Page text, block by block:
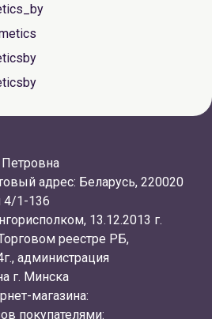
адрес: Беларусь, 220020
4/1-136
13.12.2013 г.
реестре РБ,
администрация
г. Минска
магазина:
покупателями: